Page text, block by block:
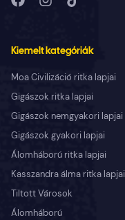
Kiemelt kategóriák
Moa Civilizáció ritka lapjai
Gigászok ritka lapjai
Gigászok nemgyakori lapjai
Gigászok gyakori lapjai
Álomháború ritka lapjai
Kasszandra álma ritka lapjai
Tiltott Városok
Álomháború